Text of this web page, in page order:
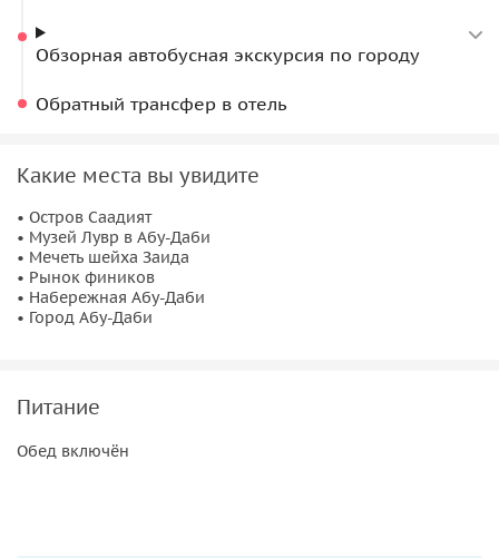
Обзорная автобусная экскурсия по городу
Обратный трансфер в отель
Какие места вы увидите
• Остров Саадият
• Музей Лувр в Абу-Даби
• Мечеть шейха Заида
• Рынок фиников
• Набережная Абу-Даби
• Город Абу-Даби
Питание
Обед включён